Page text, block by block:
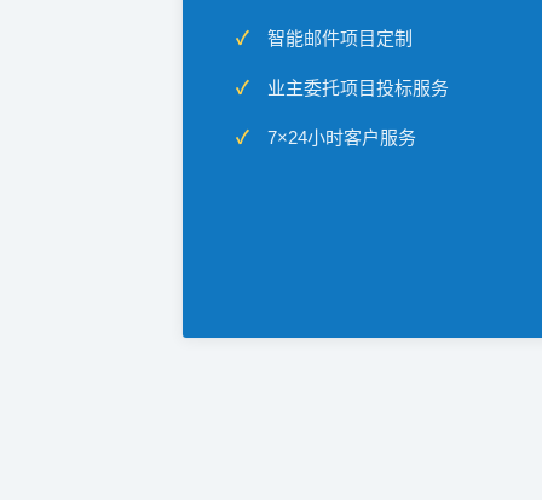
智能邮件项目定制
业主委托项目投标服务
7×24小时客户服务